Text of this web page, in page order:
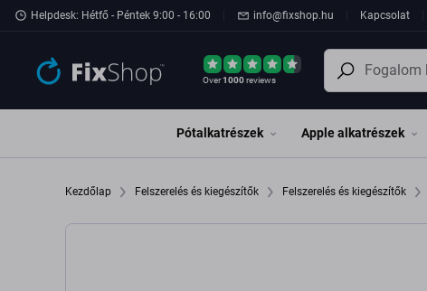
Ugrás az oldal fő részéhez
Helpdesk: Hétfő - Péntek 9:00 - 16:00 info@fixshop.hu Kapcsolat
Over1000reviews
Pótalkatrészek Apple alkatrészek
Kezdőlap Felszerelés és kiegészítők Felszerelés és kiegészítők